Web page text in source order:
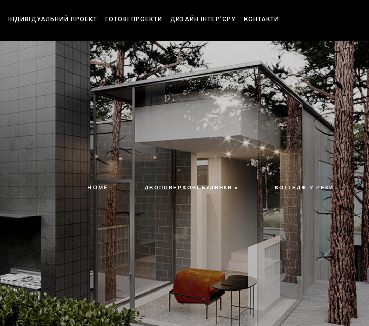
ІНДИВІДУАЛЬНИЙ ПРОЕКТ ГОТОВІ ПРОЕКТИ ДИЗАЙН ІНТЕР’ЄРУ КОНТАКТИ
HOME ДВОПОВЕРХОВІ БУДИНКИ » КОТТЕДЖ У РЕКИ